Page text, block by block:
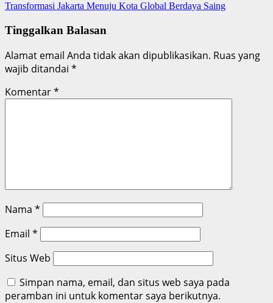
Transformasi Jakarta Menuju Kota Global Berdaya Saing
Tinggalkan Balasan
Alamat email Anda tidak akan dipublikasikan. Ruas yang
wajib ditandai *
Komentar*
Nama *
Email *
Situs Web
Simpan nama, email, dan situs web saya pada
peramban ini untuk komentar saya berikutnya.